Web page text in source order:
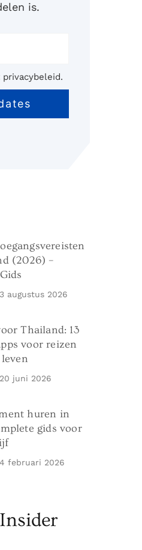
is.
(2026) –
3 augustus 2026
Thailand: 13
voor reizen
20 juni 2026
huren in
gids voor
4 februari 2026